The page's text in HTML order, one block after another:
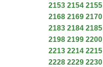
2153 2154 2155
2168 2169 2170
2183 2184 2185
2198 2199 2200
2213 2214 2215
2228 2229 2230